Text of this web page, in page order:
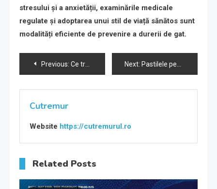
stresului și a anxietății, examinările medicale
regulate și adoptarea unui stil de viață sănătos sunt
modalități eficiente de prevenire a durerii de gat.
Navigare
în
articole
Previous: Ce trebuie să știi despre hotelurile casino înainte de a alege să te cazezi într-unul Next: Pastilele pentru durerea de stomac: beneficii și riscuri
Cutremur
Website https://cutremurul.ro
Related Posts